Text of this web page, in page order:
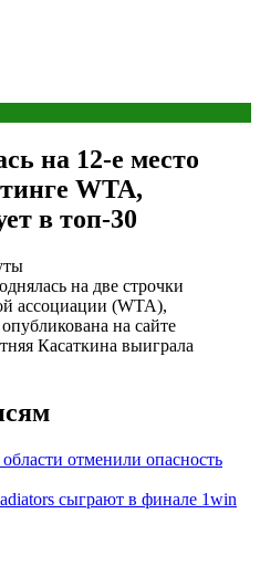
на 12‑е место
WTA,
в топ‑30
на две строчки
ассоциации (WTA),
на сайте
Касаткина выиграла
отменили опасность
сыграют в финале 1win